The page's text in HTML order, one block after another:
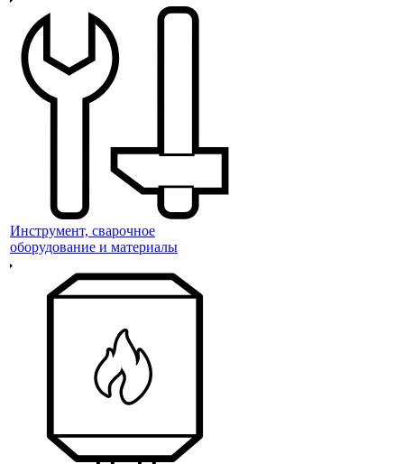
Инструмент, сварочное
оборудование и материалы